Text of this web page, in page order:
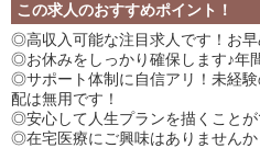
この求人のおすすめポイント！
◎高収入可能な注目求人です！お早
◎お休みをしっかり確保します♪年
◎サポート体制に自信アリ！未経
配は無用です！
◎安心して人生プランを描くことが
◎在宅医療にご興味はありません